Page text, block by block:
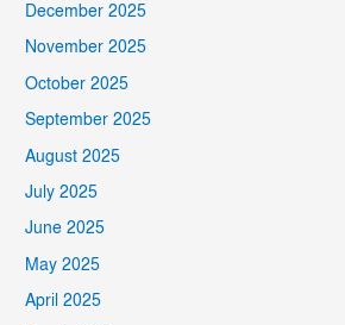
December 2025
November 2025
October 2025
September 2025
August 2025
July 2025
June 2025
May 2025
April 2025